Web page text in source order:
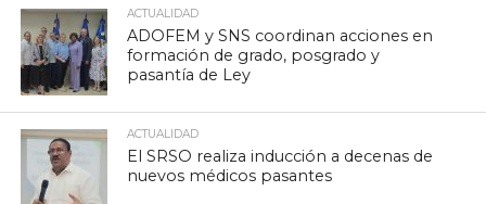
ACTUALIDAD
ADOFEM y SNS coordinan acciones en
formación de grado, posgrado y
pasantía de Ley
ACTUALIDAD
El SRSO realiza inducción a decenas de
nuevos médicos pasantes